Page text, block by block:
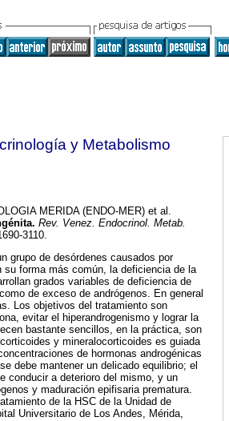
y Metabolismo
MERIDA (ENDO-MER) et al.
. Rev. Venez. Endocrinol. Metab.
3110.
grupo de desórdenes causados por
forma más común, la deficiencia de la
grados variables de deficiencia de
de exceso de andrógenos. En general
Los objetivos del tratamiento son
evitar el hiperandrogenismo y lograr la
bastante sencillos, en la práctica, son
y mineralocorticoides es guiada
de hormonas androgénicas
debe mantener un delicado equilibrio; el
conducir a deterioro del mismo, y un
y maduración epifisaria prematura.
de la HSC de la Unidad de
Universitario de Los Andes, Mérida,